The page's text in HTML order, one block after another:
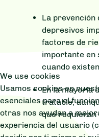
La
depresivos
factores de
importante en
cuando
En la mayoría
tratable,
que requieran
We use cookies
Usamos cookies en
esenciales para el
otras nos ayudan a
experiencia del usuario